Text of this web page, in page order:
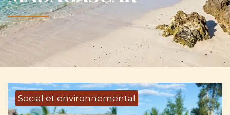
Social et environnemental